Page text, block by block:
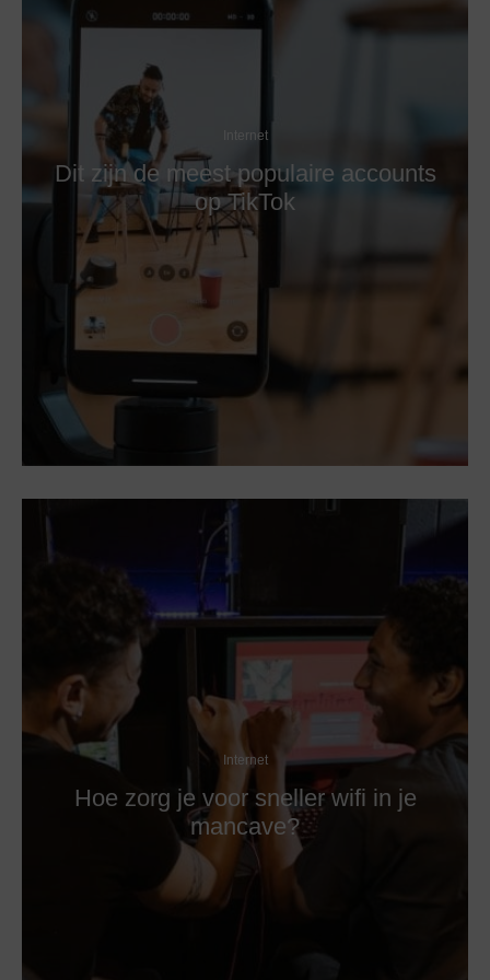
Internet
Dit zijn de meest populaire accounts
op TikTok
Internet
Hoe zorg je voor sneller wifi in je
mancave?